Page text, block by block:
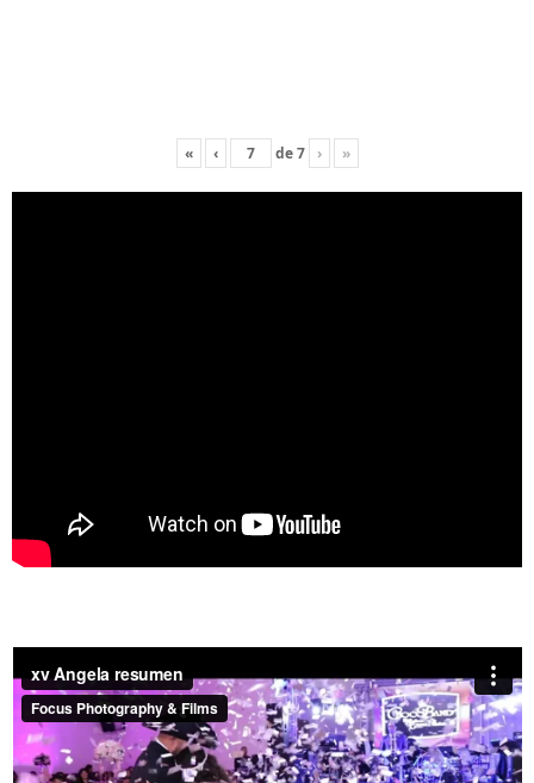
« ‹ de7 › »